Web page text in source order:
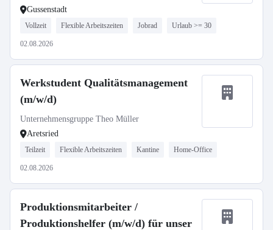
Gussenstadt
Vollzeit Flexible Arbeitszeiten Jobrad Urlaub >= 30
02.08.2026
Werkstudent Qualitätsmanagement
(m/w/d)
Unternehmensgruppe Theo Müller
Aretsried
Teilzeit Flexible Arbeitszeiten Kantine Home-Office
02.08.2026
Produktionsmitarbeiter /
Produktionshelfer (m/w/d) für unser